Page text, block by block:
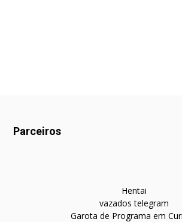
Parceiros
Hentai
vazados telegram
Garota de Programa em